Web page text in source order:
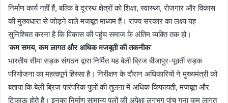
निर्माण कार्य नहीं हैं, बल्कि वे दूरस्थ क्षेत्रों को शिक्षा, स्वास्थ्य, रोजगार और विकास
की मुख्यधारा से जोड़ने वाले मजबूत माध्यम हैं। राज्य सरकार का लक्ष्य यह
सुनिश्चित करना है कि विकास की पहुंच समाज के अंतिम व्यक्ति तक हो।
’कम समय, कम लागत और अधिक मजबूती की तकनीक’
भारतीय सीमा सड़क संगठन द्वारा निर्मित यह बेली ब्रिज बीजापुर-पूवर्ती सड़क
परियोजना का महत्वपूर्ण हिस्सा है। निरीक्षण के दौरान अधिकारियों ने मुख्यमंत्री को
बताया कि बेली ब्रिज पारंपरिक पुलों की तुलना में अधिक किफायती, मजबूत और
टिकाऊ होते हैं। इनका निर्माण सामान्य पुलों की अपेक्षा लगभग पांच गुना कम लागत